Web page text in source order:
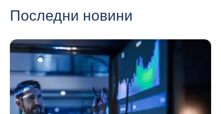
Последни новини